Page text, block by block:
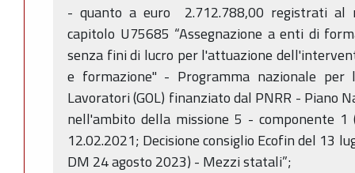
- quanto a euro 2.712.788,00 registrati al
capitolo U75685 “Assegnazione a enti di
senza fini di lucro per l'attuazione
e formazione" - Programma nazionale per
Lavoratori (GOL) finanziato dal PNRR - Piano
nell'ambito della missione 5 - componente 1
12.02.2021; Decisione consiglio Ecofin del 13
DM 24 agosto 2023) - Mezzi statali”;